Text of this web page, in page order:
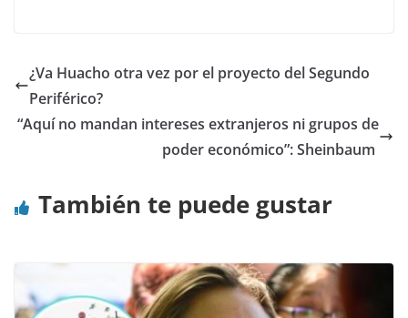
¿Va Huacho otra vez por el proyecto del Segundo
Periférico?
“Aquí no mandan intereses extranjeros ni grupos de
poder económico”: Sheinbaum
También te puede gustar